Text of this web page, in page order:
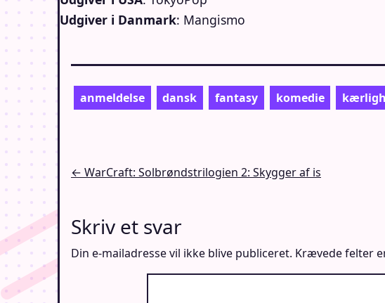
Udgiver i Danmark: Mangismo
anmeldelse dansk fantasy komedie
Indlægsnavigation
← WarCraft: Solbrøndstrilogien 2: Skygger af is
Skriv et svar
Din e-mailadresse vil ikke blive publiceret. Krævede felter